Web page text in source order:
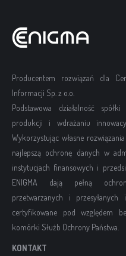
Producentem rozwiązań dla
Informacji Sp. z o.o.
Podstawowa działalność
produkcji i wdrażaniu
Wykorzystując własne
najlepszą ochronę danych w
instytucjach finansowych i
ENIGMA dają pełną
przetwarzanych i
certyfikowane pod względem
komórki Służb Ochrony Państwa.
KONTAKT